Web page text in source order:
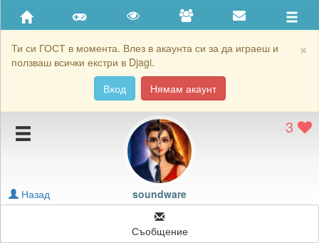
×
Ти си ГОСТ в момента. Влез в акаунта си за да играеш и
ползваш всички екстри в Djagi.
Вход
Нямам акаунт
Приятели
Хронология на игри
Подаръците на soundware
Картичките на soundware
Блокирай soundware
3
soundware
Назад
Съобщение